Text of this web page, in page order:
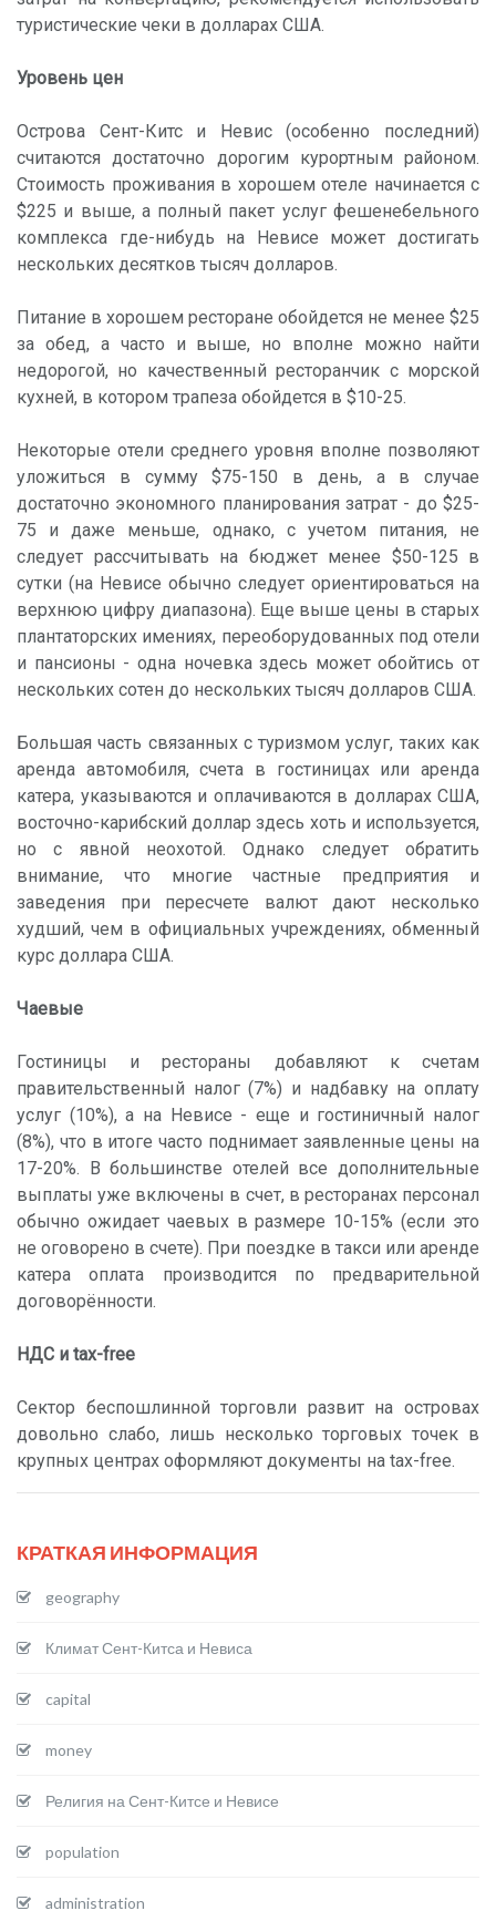
туристические чеки в долларах США.
Уровень цен
Острова Сент-Китс и Невис (особенно последний)
считаются достаточно дорогим курортным районом.
Стоимость проживания в хорошем отеле начинается с
$225 и выше, а полный пакет услуг фешенебельного
комплекса где-нибудь на Невисе может достигать
нескольких десятков тысяч долларов.
Питание в хорошем ресторане обойдется не менее $25
за обед, а часто и выше, но вполне можно найти
недорогой, но качественный ресторанчик с морской
кухней, в котором трапеза обойдется в $10-25.
Некоторые отели среднего уровня вполне позволяют
уложиться в сумму $75-150 в день, а в случае
достаточно экономного планирования затрат - до $25-
75 и даже меньше, однако, с учетом питания, не
следует рассчитывать на бюджет менее $50-125 в
сутки (на Невисе обычно следует ориентироваться на
верхнюю цифру диапазона). Еще выше цены в старых
плантаторских имениях, переоборудованных под отели
и пансионы - одна ночевка здесь может обойтись от
нескольких сотен до нескольких тысяч долларов США.
Большая часть связанных с туризмом услуг, таких как
аренда автомобиля, счета в гостиницах или аренда
катера, указываются и оплачиваются в долларах США,
восточно-карибский доллар здесь хоть и используется,
но с явной неохотой. Однако следует обратить
внимание, что многие частные предприятия и
заведения при пересчете валют дают несколько
худший, чем в официальных учреждениях, обменный
курс доллара США.
Чаевые
Гостиницы и рестораны добавляют к счетам
правительственный налог (7%) и надбавку на оплату
услуг (10%), а на Невисе - еще и гостиничный налог
(8%), что в итоге часто поднимает заявленные цены на
17-20%. В большинстве отелей все дополнительные
выплаты уже включены в счет, в ресторанах персонал
обычно ожидает чаевых в размере 10-15% (если это
не оговорено в счете). При поездке в такси или аренде
катера оплата производится по предварительной
договорённости.
НДС и tax-free
Сектор беспошлинной торговли развит на островах
довольно слабо, лишь несколько торговых точек в
крупных центрах оформляют документы на tax-free.
КРАТКАЯ ИНФОРМАЦИЯ
geography
Климат Сент-Китса и Невиса
capital
money
Религия на Сент-Китсе и Невисе
population
administration